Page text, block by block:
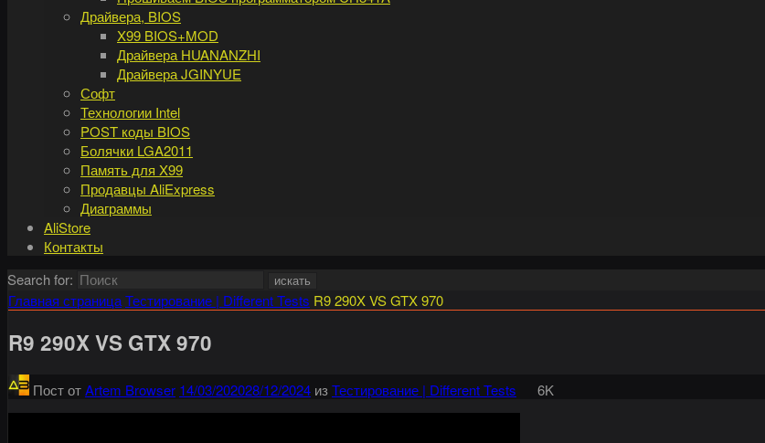
Драйвера, BIOS
X99 BIOS+MOD
Драйвера HUANANZHI
Драйвера JGINYUE
Софт
Технологии Intel
POST коды BIOS
Болячки LGA2011
Память для X99
Продавцы AliExpress
Диаграммы
AliStore
Контакты
Search for:
искать
Главная страницаТестирование | Different Tests R9 290X VS GTX 970
R9 290X VS GTX 970
Пост отArtem Browser 14/03/202028/12/2024 изТестирование | Different Tests 6K